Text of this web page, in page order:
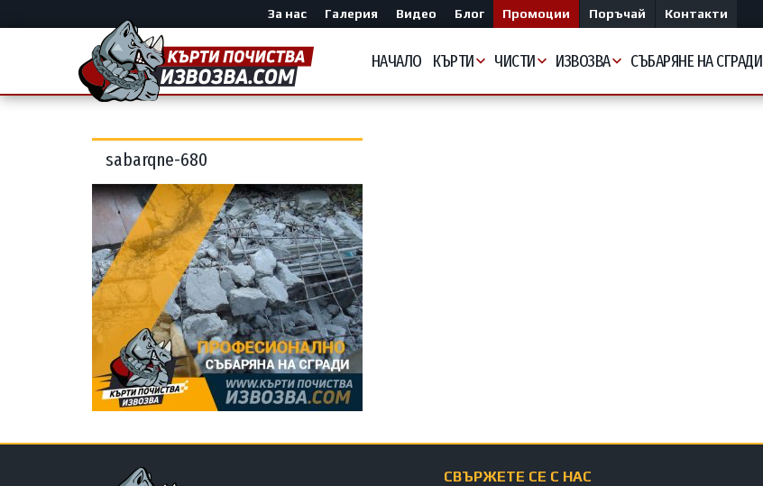
За нас Галерия Видео Блог Промоции Поръчай Контакти
НАЧАЛО КЪРТИ ЧИСТИ ИЗВОЗВА СЪБАРЯНЕ НА СГРАДИ
sabarqne-680
СВЪРЖЕТЕ СЕ С НАС